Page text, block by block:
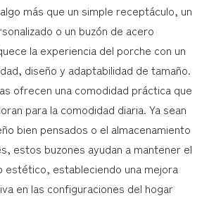
más que un simple receptáculo, un
o un buzón de acero
la experiencia del porche con un
diseño y adaptabilidad de tamaño.
ofrecen una comodidad práctica que
para la comodidad diaria. Ya sean
bien pensados ​​o el almacenamiento
estos buzones ayudan a mantener el
estético, estableciendo una mejora
en las configuraciones del hogar